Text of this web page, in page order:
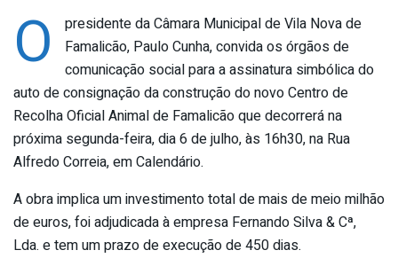
O
presidente da Câmara Municipal de Vila Nova de
Famalicão, Paulo Cunha, convida os órgãos de
comunicação social para a assinatura simbólica do
auto de consignação da construção do novo Centro de
Recolha Oficial Animal de Famalicão que decorrerá na
próxima segunda-feira, dia 6 de julho, às 16h30, na Rua
Alfredo Correia, em Calendário.
A obra implica um investimento total de mais de meio milhão
de euros, foi adjudicada à empresa Fernando Silva & Cª,
Lda. e tem um prazo de execução de 450 dias.